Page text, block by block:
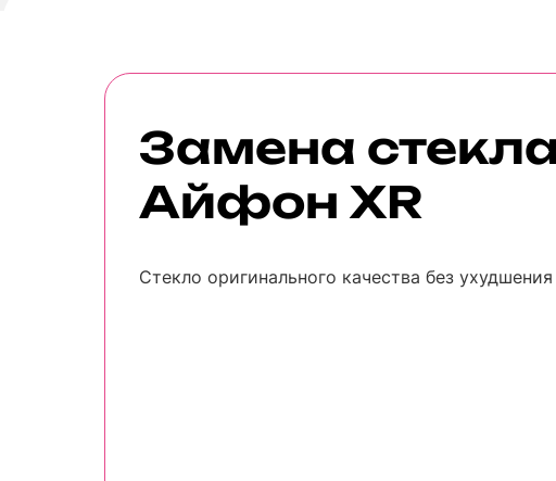
Замена
Айфон XR
Стекло оригинального качества без